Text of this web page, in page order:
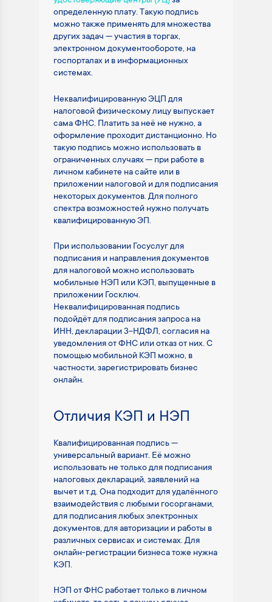
определенную плату. Такую подпись
можно также применять для множества
других задач — участия в торгах,
электронном документообороте, на
госпорталах и в информационных
системах.
Неквалифицированную ЭЦП для
налоговой физическому лицу выпускает
сама ФНС. Платить за неё не нужно, а
оформление проходит дистанционно. Но
такую подпись можно использовать в
ограниченных случаях — при работе в
личном кабинете на сайте или в
приложении налоговой и для подписания
некоторых документов. Для полного
спектра возможностей нужно получать
квалифицированную ЭП.
При использовании Госуслуг для
подписания и направления документов
для налоговой можно использовать
мобильные НЭП или КЭП, выпущенные в
приложении Госключ.
Неквалифицированная подпись
подойдёт для подписания запроса на
ИНН, декларации 3-НДФЛ, согласия на
уведомления от ФНС или отказ от них. С
помощью мобильной КЭП можно, в
частности, зарегистрировать бизнес
онлайн.
Отличия КЭП и НЭП
Квалифицированная подпись —
универсальный вариант. Её можно
использовать не только для подписания
налоговых деклараций, заявлений на
вычет и т.д. Она подходит для удалённого
взаимодействия с любыми госорганами,
для подписания любых электронных
документов, для авторизации и работы в
различных сервисах и системах. Для
онлайн-регистрации бизнеса тоже нужна
КЭП.
НЭП от ФНС работает только в личном